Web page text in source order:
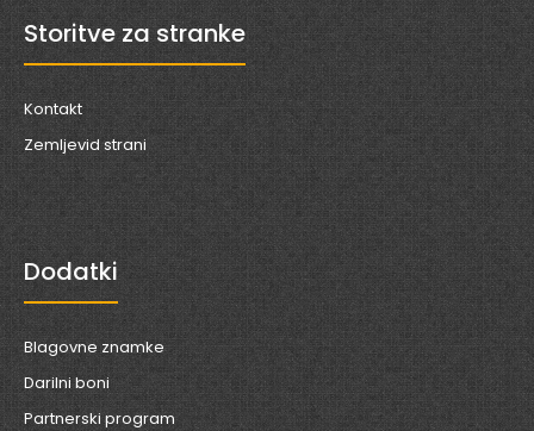
Storitve za stranke
Kontakt
Zemljevid strani
Dodatki
Blagovne znamke
Darilni boni
Partnerski program